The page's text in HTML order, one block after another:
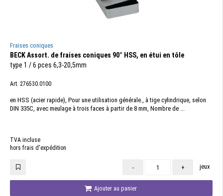
Fraises coniques
BECK Assort. de fraises coniques 90° HSS, en étui en tôle
type 1 / 6 pces 6,3-20,5mm
Art. 276530.0100
en HSS (acier rapide), Pour une utilisation générale., à tige cylindrique, selon
DIN 335C, avec meulage à trois faces à partir de 8 mm, Nombre de ...
TVA incluse
hors frais d'expédition
- + jeux
Ajouter au panier